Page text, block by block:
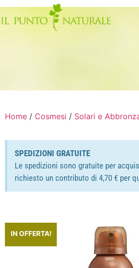
Home / Cosmesi / Solari e
SPEDIZIONI GRATUITE
Le spedizioni sono gratuite per
richiesto un contributo di 4,70 € per
IN OFFERTA!